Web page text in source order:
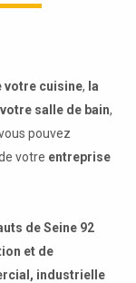
votre cuisine, la
salle de bain,
pouvez
votre entreprise
de Seine 92
et de
industrielle